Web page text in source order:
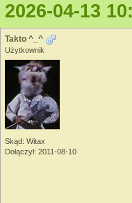
2026-04-13
Takto ^_^
Użytkownik
Skąd: Witax
Dołączył: 2011-08-10